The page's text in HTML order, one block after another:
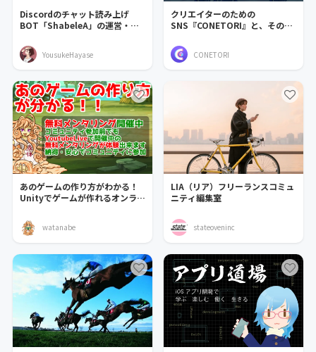
Discordのチャット読み上げ
BOT「ShabeleA」の運営・改
YousukeHayase
クリエイターのための
SNS『CONETORI』と、そのリ
CONETORI
あのゲームの作り方がわかる！
Unityでゲームが作れるオンライ
watanabe
LIA（リア）フリーランスコミュ
ニティ編集室
stateoveninc